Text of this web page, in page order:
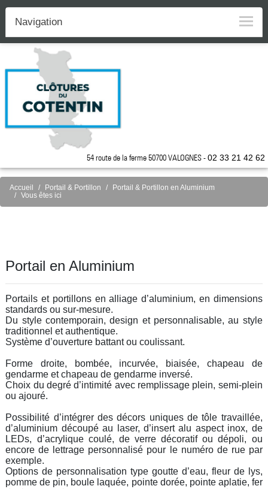
54 route de la ferme 50700 VALOGNES -02 33 21 42 62
Navigation
Accueil Portail & Portillon
Portail & Portillon en Aluminium
Vous êtes ici
Portail en Aluminium
Portails et portillons en alliage d’aluminium, en dimensions
standards ou sur-mesure.
Du style contemporain, design et personnalisable, au style
traditionnel et authentique.
Système d’ouverture battant ou coulissant.
Forme droite, bombée, incurvée, biaisée, chapeau de
gendarme et chapeau de gendarme inversé.
Choix du degré d’intimité avec remplissage plein, semi-plein
ou ajouré.
Possibilité d’intégrer des décors uniques de tôle travaillée,
d’aluminium découpé au laser, d’insert alu aspect inox, de
LEDs, d’acrylique coulé, de verre décoratif ou dépoli, ou
encore de lettrage personnalisé pour le numéro de rue par
exemple.
Options de personnalisation type goutte d’eau, fleur de lys,
pomme de pin, boule laquée, pointe dorée, pointe aplatie, fer